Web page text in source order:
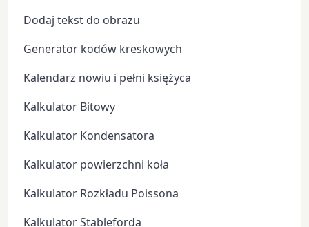
Dodaj tekst do obrazu
Generator kodów kreskowych
Kalendarz nowiu i pełni księżyca
Kalkulator Bitowy
Kalkulator Kondensatora
Kalkulator powierzchni koła
Kalkulator Rozkładu Poissona
Kalkulator Stableforda